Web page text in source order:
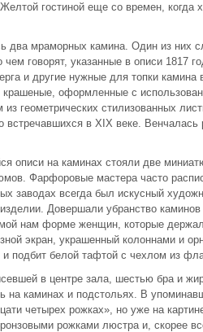
гостиной еще со времен, когда
два мраморных камина. Один из них
говорят, указанные в описи 1817
и другие нужные для топки
оформленные с
геометрических стилизованных
встречавшихся в XIX веке.
описи на каминах стояли две
Фарфоровые мастера часто
заводах всегда был искусный
Довершали убранство
нам форме женщин, которые
экран, украшенный колоннами и
подбит белой тафтой с чехлом из
в центре зала, шестью бра и
на каминах и подстольях. В
четырех рожках», но уже на
рожками люстра и, скорее